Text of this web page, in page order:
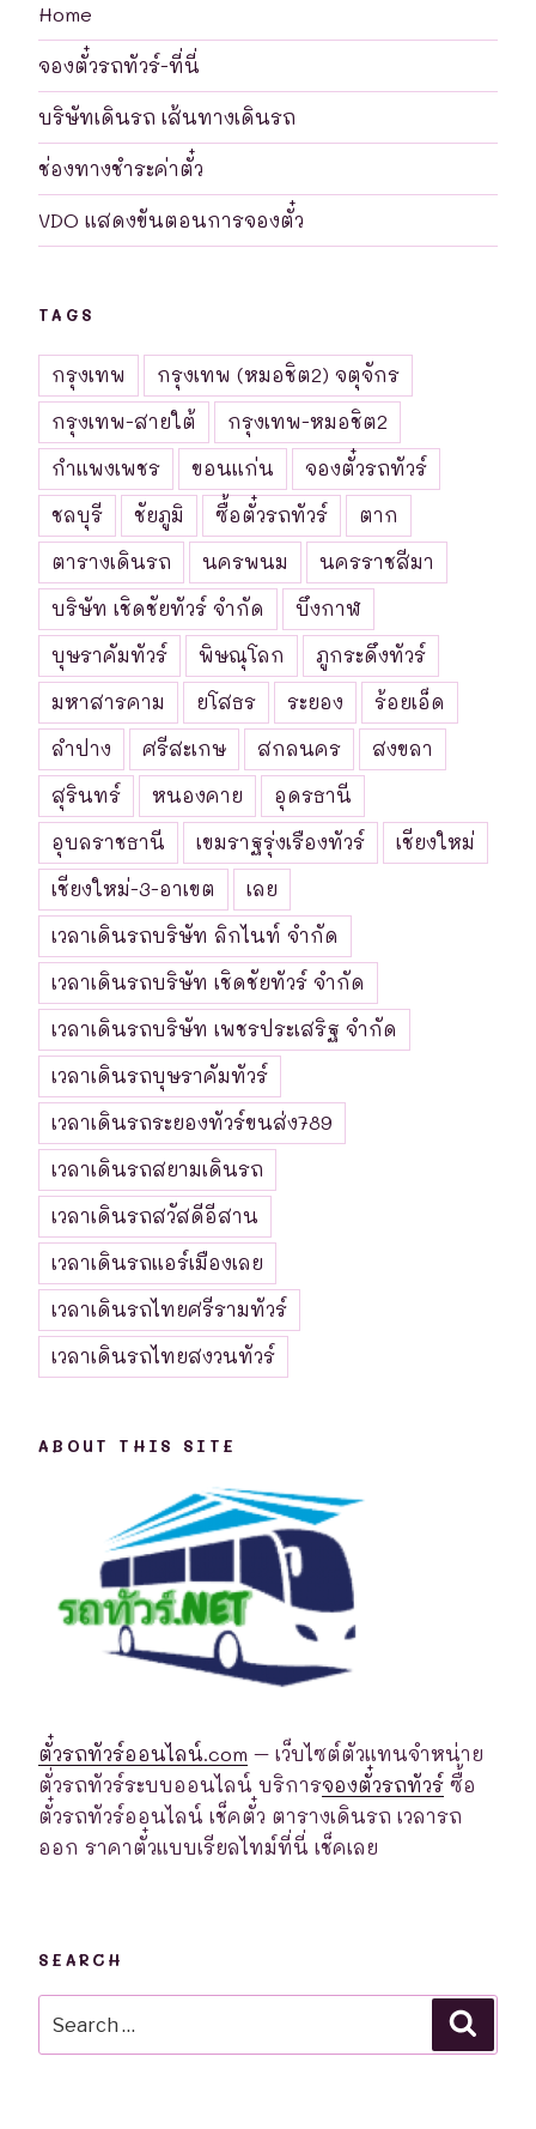
Home
จองตั๋วรถทัวร์-ที่นี่
บริษัทเดินรถ เส้นทางเดินรถ
ช่องทางชำระค่าตั๋ว
VDO แสดงขันตอนการจองตั๋ว
TAGS
กรุงเทพ
กรุงเทพ (หมอชิต2) จตุจักร
กรุงเทพ-สายใต้
กรุงเทพ-หมอชิต2
กำแพงเพชร
ขอนแก่น
จองตั๋วรถทัวร์
ชลบุรี
ชัยภูมิ ซื้อตั๋วรถทัวร์
ตาก
ตารางเดินรถ
นครพนม
นครราชสีมา
บริษัท เชิดชัยทัวร์ จำกัด
บึงกาฬ
บุษราคัมทัวร์
พิษณุโลก
ภูกระดึงทัวร์
มหาสารคาม
ยโสธร ระยอง
ร้อยเอ็ด
ลำปาง
ศรีสะเกษ สกลนคร
สงขลา
สุรินทร์
หนองคาย
อุดรธานี
อุบลราชธานี
เขมราฐรุ่งเรืองทัวร์
เชียงใหม่
เชียงใหม่-3-อาเขต
เลย
เวลาเดินรถบริษัท ลิกไนท์ จำกัด
เวลาเดินรถบริษัท เชิดชัยทัวร์ จำกัด
เวลาเดินรถบริษัท เพชรประเสริฐ จำกัด
เวลาเดินรถบุษราคัมทัวร์
เวลาเดินรถระยองทัวร์ขนส่ง789
เวลาเดินรถสยามเดินรถ
เวลาเดินรถสวัสดีอีสาน
เวลาเดินรถแอร์เมืองเลย
เวลาเดินรถไทยศรีรามทัวร์
เวลาเดินรถไทยสงวนทัวร์
ABOUT THIS SITE
ตั๋วรถทัวร์ออนไลน์.com – เว็บไซต์ตัวแทนจำหน่าย
ตั่วรถทัวร์ระบบออนไลน์ บริการจองตั๋วรถทัวร์ ซื้อ
ตั๋วรถทัวร์ออนไลน์ เช็คตั๋ว ตารางเดินรถ เวลารถ
ออก ราคาตั๋วแบบเรียลไทม์ที่นี่ เช็คเลย
SEARCH
for: